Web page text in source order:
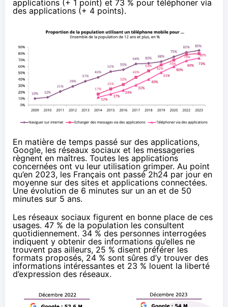
applications (+ 1 point) et 73 % pour téléphoner via
des applications (+ 4 points).
En matière de temps passé sur des applications,
Google, les réseaux sociaux et les messageries
règnent en maîtres. Toutes les applications
concernées ont vu leur utilisation grimper. Au point
qu’en 2023, les Français ont passé 2h24 par jour en
moyenne sur des sites et applications connectées.
Une évolution de 6 minutes sur un an et de 50
minutes sur 5 ans.
Les réseaux sociaux figurent en bonne place de ces
usages. 47 % de la population les consultent
quotidiennement. 34 % des personnes interrogées
indiquent y obtenir des informations qu’elles ne
trouvent pas ailleurs, 25 % disent préférer les
formats proposés, 24 % sont sûres d’y trouver des
informations intéressantes et 23 % louent la liberté
d’expression des réseaux.